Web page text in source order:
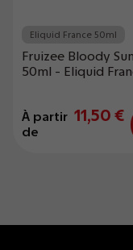
Eliquid France 50ml
Fruizee Bloody
50ml - Eliquid
À partir
de
11,50 €